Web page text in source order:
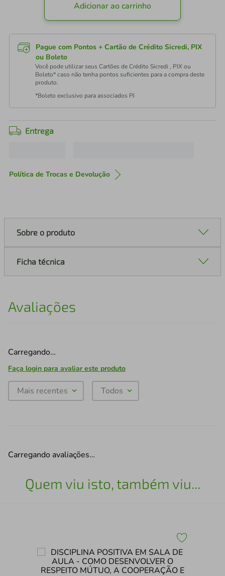
Adicionar ao carrinho
Pague com Pontos + Cartão de Crédito Sicredi, PIX
ou Boleto
Você pode utilizar seus Cartões de Crédito Sicredi , PIX ou
Boleto* caso não tenha pontos suficientes para a compra deste
produto.
*Boleto exclusivo para associados PJ
Entrega
Política de Trocas e Devolução
Sobre o produto
Ficha técnica
Avaliações
Carregando…
Faça login para avaliar este produto
Mais recentes Todos
Carregando avaliações…
Quem viu isto, também viu...